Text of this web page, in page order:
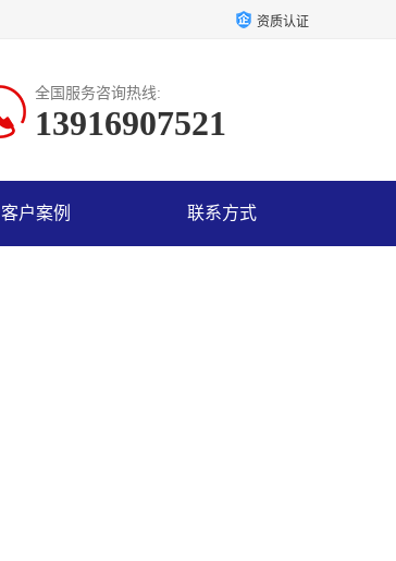
资质认证
全国服务咨询热线:
13916907521
客户案例 联系方式